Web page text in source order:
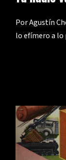
Por Agustín
lo efímero a